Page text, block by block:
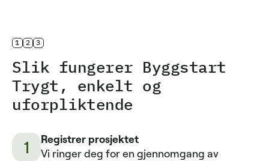
1 2 3
Slik fungerer Byggstart
Trygt, enkelt og
uforpliktende
1
Registrer prosjektet
Vi ringer deg for en gjennomgang av